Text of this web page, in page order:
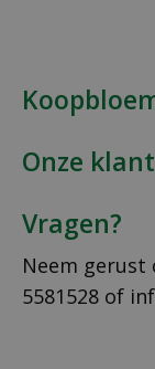
Onze
Vragen?
Neem gerust
5581528 of